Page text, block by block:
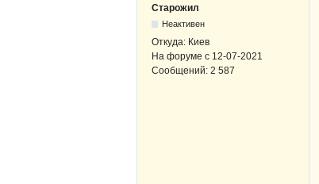
Старожил
Неактивен
Откуда: Киев
На форуме с 12-07-2021
Сообщений: 2 587